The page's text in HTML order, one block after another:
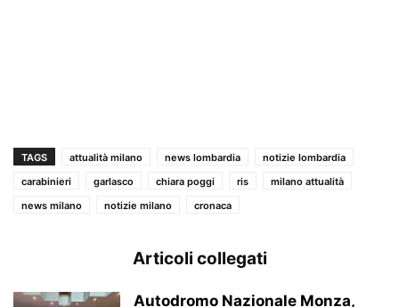
TAGS attualità milano news lombardia
notizie lombardia
carabinieri
garlasco chiara poggi ris
milano attualità
news milano
notizie milano cronaca
Articoli collegati
Autodromo Nazionale Monza,